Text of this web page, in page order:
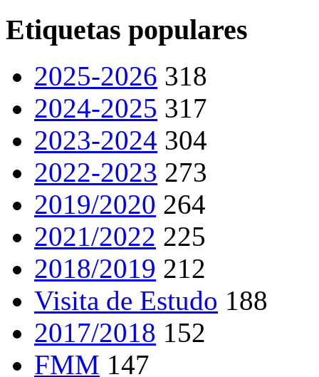
Etiquetas populares
2025-2026 318
2024-2025 317
2023-2024 304
2022-2023 273
2019/2020 264
2021/2022 225
2018/2019 212
Visita de Estudo 188
2017/2018 152
FMM 147